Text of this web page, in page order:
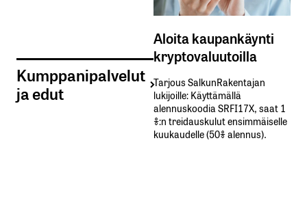
Kumppanipalvelut
ja edut
Aloita kaupankäynti
kryptovaluutoilla
Tarjous SalkunRakentajan
lukijoille: Käyttämällä​ ​
alennuskoodia​ ​SRFI17X,​ ​saat​ ​1
%:n treidauskulut​ ​ensimmäiselle​ ​
kuukaudelle​ ​(50%​ ​alennus).